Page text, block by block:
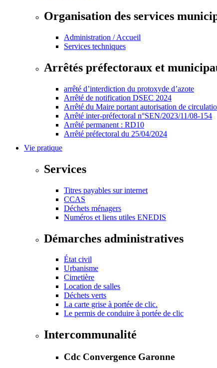
Organisation des services
Administration / Accueil
Services techniques
Arrêtés préfectoraux et
arrêté d’interdiction du protoxyde d’azote
Arrêté de notification DSEC 2024
Arrêté du Maire portant autorisation de
Arrêté inter-préfectoral n°SEN/2023/11/08-154
Arrêté permanent : RD10
Arrêté préfectoral du 25/04/2024
Vie pratique
Services
Titres payables sur internet
CCAS
Déchets ménagers
Numéros et liens utiles ENEDIS
Démarches administratives
État civil
Urbanisme
Cimetière
Location de salles
Déchets verts
La carte grise à portée de clic.
Le permis de conduire à portée de clic
Intercommunalité
Cdc Convergence Garonne